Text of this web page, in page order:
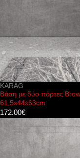
KARAG
Βάση με δύο πόρτες
61,5x44x63cm
172.00€